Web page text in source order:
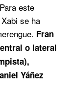
este
se ha
Fran
o lateral
Yáñez